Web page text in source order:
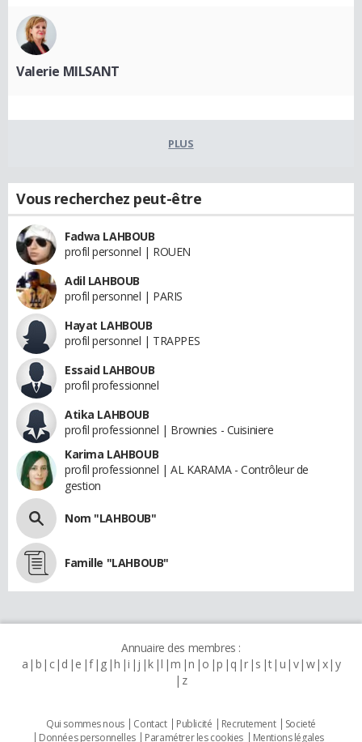
Valerie MILSANT
PLUS
Vous recherchez peut-être
Fadwa LAHBOUB
profil personnel | ROUEN
Adil LAHBOUB
profil personnel | PARIS
Hayat LAHBOUB
profil personnel | TRAPPES
Essaid LAHBOUB
profil professionnel
Atika LAHBOUB
profil professionnel | Brownies - Cuisiniere
Karima LAHBOUB
profil professionnel | AL KARAMA - Contrôleur de
gestion
Nom "LAHBOUB"
Famille "LAHBOUB"
Annuaire des membres :
a b c d e f g h i j k l m n o p q r s t u v w x y
z
Qui sommes nous Contact Publicité Recrutement
Societé
Données personnelles
Paramétrer les cookies Mentions légales